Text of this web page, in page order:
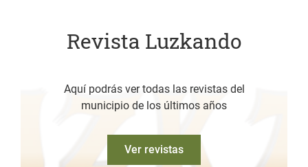
Revista Luzkando
Aquí podrás ver todas las revistas del
municipio de los últimos años
Ver revistas